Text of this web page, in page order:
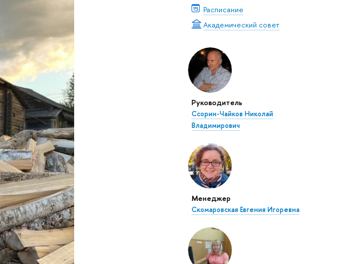
Расписание
Академический совет
Руководитель
Ссорин-Чайков Николай
Владимирович
Менеджер
Скомаровская Евгения Игоревна